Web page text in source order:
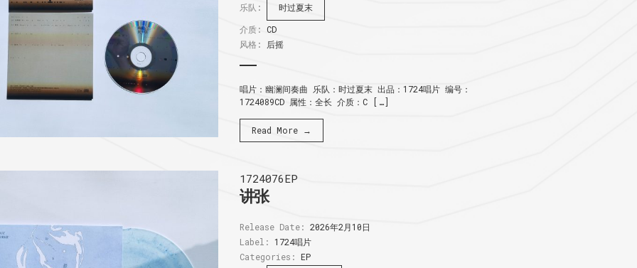
乐队:
时过夏末
介质: CD
风格:
后摇
唱片：幽澜间奏曲 乐队：时过夏末 出品：1724唱片 编号：
1724089CD 属性：全长 介质：C […]
Read More →
1724076EP
讲张
Release Date: 2026年2月10日
Label: 1724唱片
Categories: EP